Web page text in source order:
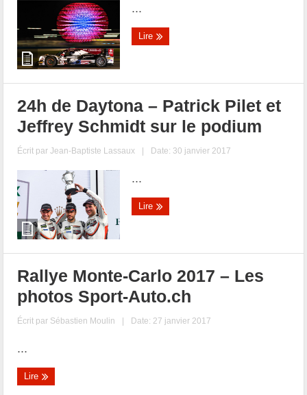
...
Lire
24h de Daytona – Patrick Pilet et
Jeffrey Schmidt sur le podium
Écrit parJean-Baptiste Lassaux | Date: 30 janvier 2017
...
Lire
Rallye Monte-Carlo 2017 – Les
photos Sport-Auto.ch
Écrit par Sébastien Moulin | Date: 27 janvier 2017
...
Lire